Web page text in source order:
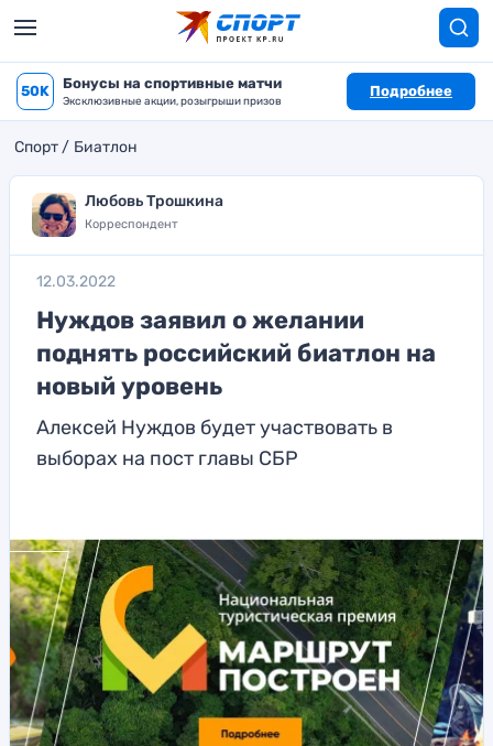
50K Бонусы на спортивные матчи
Эксклюзивные акции, розыгрыши призов
Подробнее
Спорт Биатлон
Любовь Трошкина
Корреспондент
12.03.2022
Нуждов заявил о желании
поднять российский биатлон на
новый уровень
Алексей Нуждов будет участвовать в
выборах на пост главы СБР